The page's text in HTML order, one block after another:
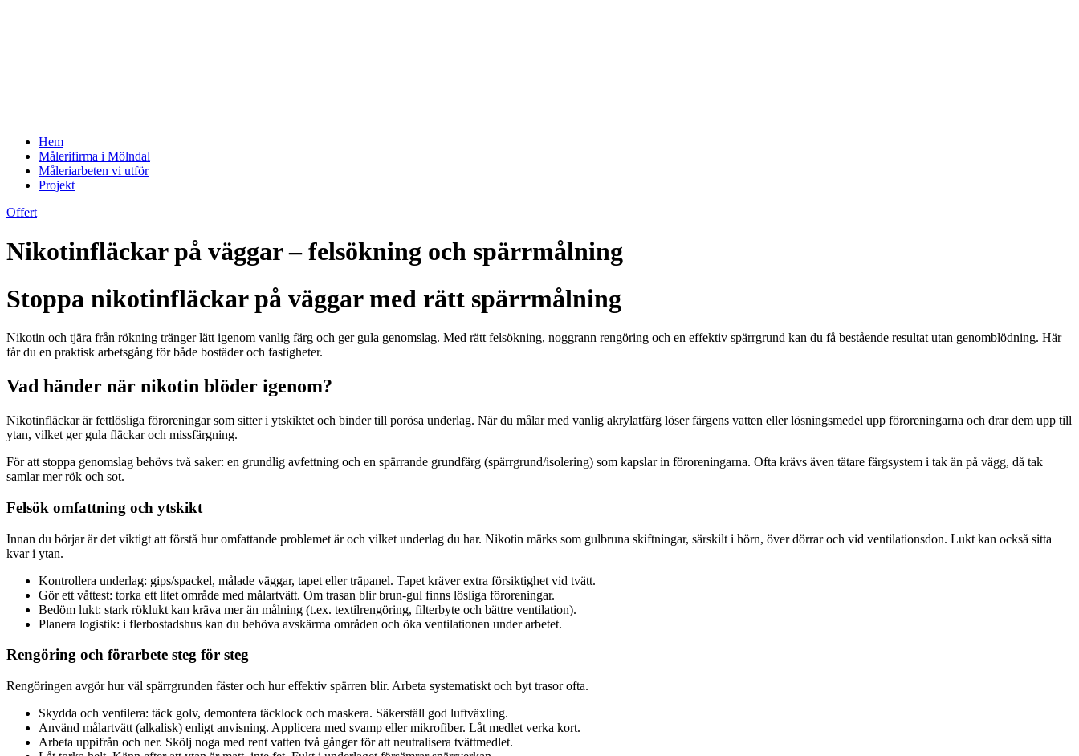
Hem
Målerifirma i Mölndal
Måleriarbeten vi utför
Projekt
Offert
Nikotinfläckar på väggar – felsökning och spärrmålning
Stoppa nikotinfläckar på väggar med rätt spärrmålning
Nikotin och tjära från rökning tränger lätt igenom vanlig färg och ger gula genomslag. Med rätt felsökning, noggrann rengöring och en effektiv spärrgrund kan du få bestående resultat utan genomblödning. Här
får du en praktisk arbetsgång för både bostäder och fastigheter.
Vad händer när nikotin blöder igenom?
Nikotinfläckar är fettlösliga föroreningar som sitter i ytskiktet och binder till porösa underlag. När du målar med vanlig akrylatfärg löser färgens vatten eller lösningsmedel upp föroreningarna och drar dem upp till
ytan, vilket ger gula fläckar och missfärgning.
För att stoppa genomslag behövs två saker: en grundlig avfettning och en spärrande grundfärg (spärrgrund/isolering) som kapslar in föroreningarna. Ofta krävs även tätare färgsystem i tak än på vägg, då tak
samlar mer rök och sot.
Felsök omfattning och ytskikt
Innan du börjar är det viktigt att förstå hur omfattande problemet är och vilket underlag du har. Nikotin märks som gulbruna skiftningar, särskilt i hörn, över dörrar och vid ventilationsdon. Lukt kan också sitta
kvar i ytan.
Kontrollera underlag: gips/spackel, målade väggar, tapet eller träpanel. Tapet kräver extra försiktighet vid tvätt.
Gör ett våttest: torka ett litet område med målartvätt. Om trasan blir brun-gul finns lösliga föroreningar.
Bedöm lukt: stark röklukt kan kräva mer än målning (t.ex. textilrengöring, filterbyte och bättre ventilation).
Planera logistik: i flerbostadshus kan du behöva avskärma områden och öka ventilationen under arbetet.
Rengöring och förarbete steg för steg
Rengöringen avgör hur väl spärrgrunden fäster och hur effektiv spärren blir. Arbeta systematiskt och byt trasor ofta.
Skydda och ventilera: täck golv, demontera täcklock och maskera. Säkerställ god luftväxling.
Använd målartvätt (alkalisk) enligt anvisning. Applicera med svamp eller mikrofiber. Låt medlet verka kort.
Arbeta uppifrån och ner. Skölj noga med rent vatten två gånger för att neutralisera tvättmedlet.